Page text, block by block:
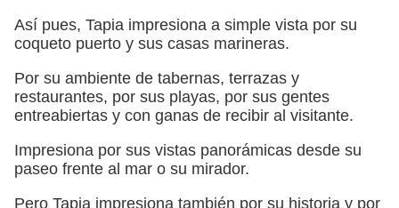
Así pues, Tapia impresiona a simple vista por su
coqueto puerto y sus casas marineras.
Por su ambiente de tabernas, terrazas y
restaurantes, por sus playas, por sus gentes
entreabiertas y con ganas de recibir al visitante.
Impresiona por sus vistas panorámicas desde su
paseo frente al mar o su mirador.
Pero Tapia impresiona también por su historia y por